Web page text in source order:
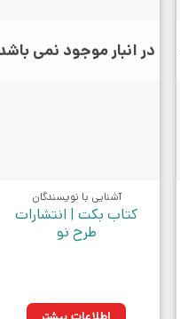
در انبار موجود نمی
آشنایی با نویسندگان
کتاب بکت | انتشارات
طرح نو